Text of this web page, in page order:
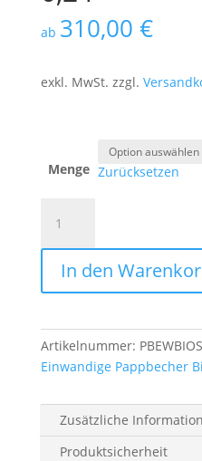
ab 310,00 €
exkl. MwSt. zzgl.
Menge Zurücksetzen
Pappbecher,
100%
plastikfrei
-
0,2
l
Menge
In den
Artikelnummer:
Einwandige Pappbecher
Zusätzliche
Produktsicherheit